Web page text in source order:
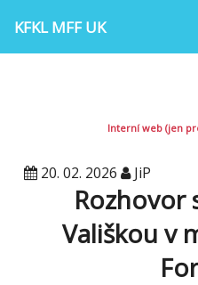
KFKL MFF UK
Interní web (jen
20. 02. 2026 JiP
Rozhovor
Vališkou v